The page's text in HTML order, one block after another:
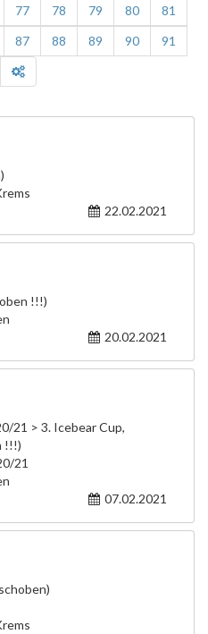
77 78 79 80
81
87 88 89 90
91
22.02.2021
!!!)
20.02.2021
21 > 3. Icebear Cup,
!!!)
21
07.02.2021